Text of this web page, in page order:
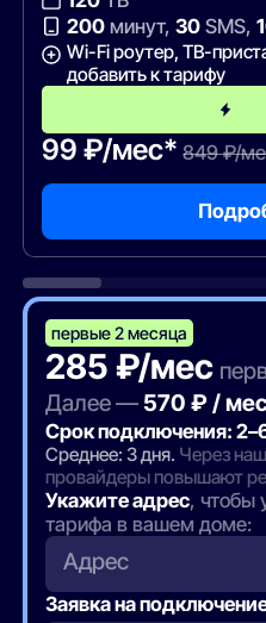
200минут, 30SMS,
Wi-Fi роутер, ТВ-
добавить к тарифу
99 ₽/мес* 849 ₽/
первые 2 месяца
285 ₽/мес
Далее — 570 ₽ / мес
Срок подключения:
Среднее: 3 дня. Через
провайдеры повышают
Укажите адрес, чтобы
тарифа в вашем доме:
Адрес
Заявка на